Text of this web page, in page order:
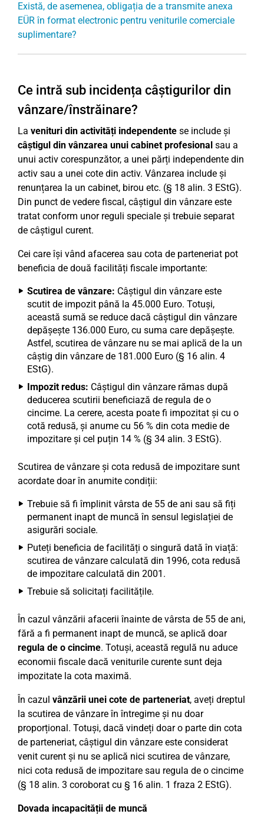
Există, de asemenea, obligația de a transmite anexa
EÜR în format electronic pentru veniturile comerciale
suplimentare?
Ce intră sub incidența câștigurilor din
vânzare/înstrăinare?
La venituri din activități independente se include și
câștigul din vânzarea unui cabinet profesional sau a
unui activ corespunzător, a unei părți independente din
activ sau a unei cote din activ. Vânzarea include și
renunțarea la un cabinet, birou etc. (§ 18 alin. 3 EStG).
Din punct de vedere fiscal, câștigul din vânzare este
tratat conform unor reguli speciale și trebuie separat
de câștigul curent.
Cei care își vând afacerea sau cota de parteneriat pot
beneficia de două facilități fiscale importante:
Scutirea de vânzare: Câștigul din vânzare este
scutit de impozit până la 45.000 Euro. Totuși,
această sumă se reduce dacă câștigul din vânzare
depășește 136.000 Euro, cu suma care depășește.
Astfel, scutirea de vânzare nu se mai aplică de la un
câștig din vânzare de 181.000 Euro (§ 16 alin. 4
EStG).
Impozit redus: Câștigul din vânzare rămas după
deducerea scutirii beneficiază de regula de o
cincime. La cerere, acesta poate fi impozitat și cu o
cotă redusă, și anume cu 56 % din cota medie de
impozitare și cel puțin 14 % (§ 34 alin. 3 EStG).
Scutirea de vânzare și cota redusă de impozitare sunt
acordate doar în anumite condiții:
Trebuie să fi împlinit vârsta de 55 de ani sau să fiți
permanent inapt de muncă în sensul legislației de
asigurări sociale.
Puteți beneficia de facilități o singură dată în viață:
scutirea de vânzare calculată din 1996, cota redusă
de impozitare calculată din 2001.
Trebuie să solicitați facilitățile.
În cazul vânzării afacerii înainte de vârsta de 55 de ani,
fără a fi permanent inapt de muncă, se aplică doar
regula de o cincime. Totuși, această regulă nu aduce
economii fiscale dacă veniturile curente sunt deja
impozitate la cota maximă.
În cazul vânzării unei cote de parteneriat, aveți dreptul
la scutirea de vânzare în întregime și nu doar
proporțional. Totuși, dacă vindeți doar o parte din cota
de parteneriat, câștigul din vânzare este considerat
venit curent și nu se aplică nici scutirea de vânzare,
nici cota redusă de impozitare sau regula de o cincime
(§ 18 alin. 3 coroborat cu § 16 alin. 1 fraza 2 EStG).
Dovada incapacității de muncă